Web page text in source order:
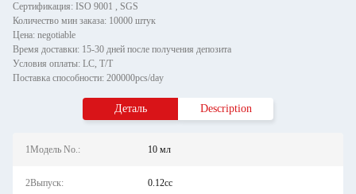
Сертификация: ISO 9001 , SGS
Количество мин заказа: 10000 штук
Цена: negotiable
Время доставки: 15-30 дней после получения депозита
Условия оплаты: LC, T/T
Поставка способности: 200000pcs/day
Деталь Description
1Модель No.: 10 мл
2Выпуск: 0.12cc